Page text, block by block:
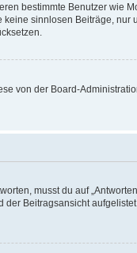
bestimmte Benutzer wie
sinnlosen Beiträge,
von der Board-
musst du auf
Beitragsansicht